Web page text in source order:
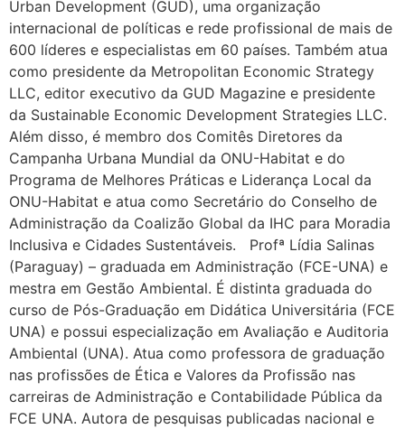
Urban Development (GUD), uma organização
internacional de políticas e rede profissional de mais de
600 líderes e especialistas em 60 países. Também atua
como presidente da Metropolitan Economic Strategy
LLC, editor executivo da GUD Magazine e presidente
da Sustainable Economic Development Strategies LLC.
Além disso, é membro dos Comitês Diretores da
Campanha Urbana Mundial da ONU-Habitat e do
Programa de Melhores Práticas e Liderança Local da
ONU-Habitat e atua como Secretário do Conselho de
Administração da Coalizão Global da IHC para Moradia
Inclusiva e Cidades Sustentáveis. Profª Lídia Salinas
(Paraguay) – graduada em Administração (FCE-UNA) e
mestra em Gestão Ambiental. É distinta graduada do
curso de Pós-Graduação em Didática Universitária (FCE
UNA) e possui especialização em Avaliação e Auditoria
Ambiental (UNA). Atua como professora de graduação
nas profissões de Ética e Valores da Profissão nas
carreiras de Administração e Contabilidade Pública da
FCE UNA. Autora de pesquisas publicadas nacional e